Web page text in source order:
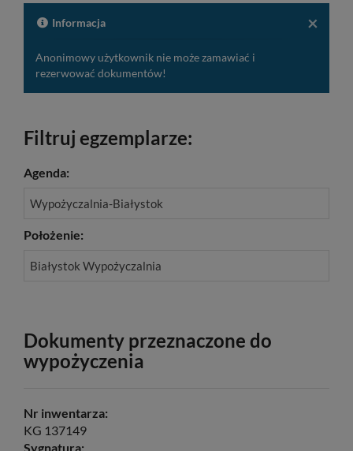
do
×
Informacja
Anonimowy użytkownik nie może zamawiać i
rezerwować dokumentów!
Filtruj egzemplarze:
Agenda:
Wypożyczalnia-Białystok
Położenie:
Białystok Wypożyczalnia
Dokumenty przeznaczone do
wypożyczenia
Nr inwentarza:
KG 137149
Sygnatura: